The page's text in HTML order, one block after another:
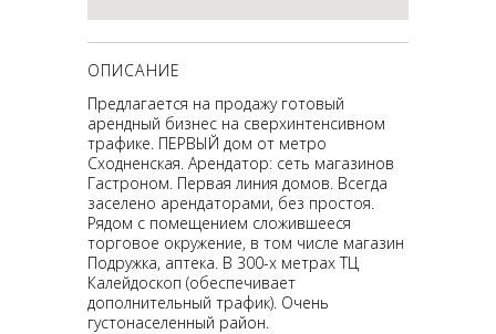
ОПИСАНИЕ
Предлагается на продажу готовый
арендный бизнес на сверхинтенсивном
трафике. ПЕРВЫЙ дом от метро
Сходненская. Арендатор: сеть магазинов
Гастроном. Первая линия домов. Всегда
заселено арендаторами, без простоя.
Рядом с помещением сложившееся
торговое окружение, в том числе магазин
Подружка, аптека. В 300-х метрах ТЦ
Калейдоскоп (обеспечивает
дополнительный трафик). Очень
густонаселенный район.